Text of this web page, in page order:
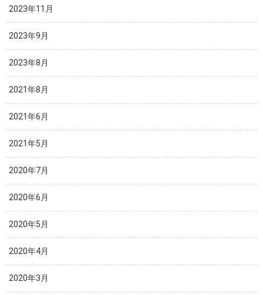
2023年11月
2023年9月
2023年8月
2021年8月
2021年6月
2021年5月
2020年7月
2020年6月
2020年5月
2020年4月
2020年3月